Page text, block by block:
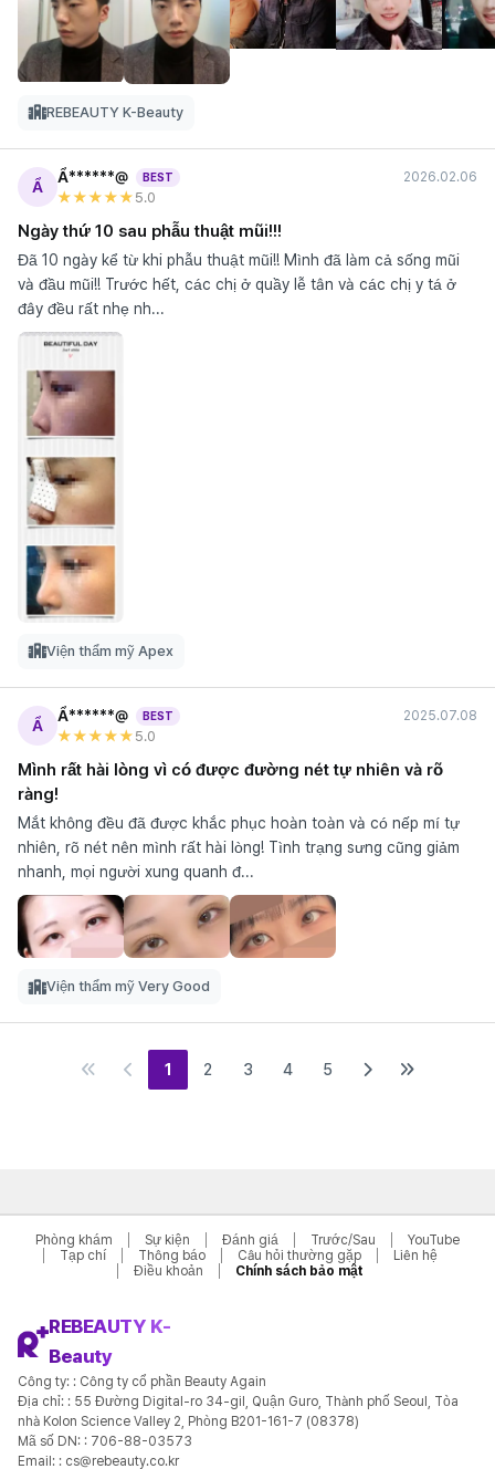
REBEAUTY K-Beauty
Ẩ
Ẩ******@ BEST
★★★★★ 5.0
2026.02.06
Ngày thứ 10 sau phẫu thuật mũi!!!
Đã 10 ngày kể từ khi phẫu thuật mũi!! Mình đã làm cả sống mũi
và đầu mũi!! Trước hết, các chị ở quầy lễ tân và các chị y tá ở
đây đều rất nhẹ nh...
Viện thẩm mỹ Apex
Ẩ
Ẩ******@ BEST
★★★★★ 5.0
2025.07.08
Mình rất hài lòng vì có được đường nét tự nhiên và rõ
ràng!
Mắt không đều đã được khắc phục hoàn toàn và có nếp mí tự
nhiên, rõ nét nên mình rất hài lòng! Tình trạng sưng cũng giảm
nhanh, mọi người xung quanh đ...
Viện thẩm mỹ Very Good
1 2 3 4 5
Phòng khám Sự kiện Đánh giá Trước/Sau
YouTube
Tạp chí
Thông báo Câu hỏi thường gặp
Liên hệ
Điều khoản
Chính sách bảo mật
REBEAUTY K-
Beauty
Công ty: : Công ty cổ phần Beauty Again
Địa chỉ: : 55 Đường Digital-ro 34-gil, Quận Guro, Thành phố Seoul, Tòa
nhà Kolon Science Valley 2, Phòng B201-161-7 (08378)
Mã số DN: : 706-88-03573
Email: : cs@rebeauty.co.kr